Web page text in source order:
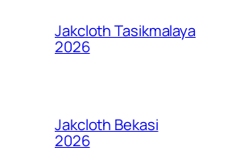
Jakcloth Tasikmalaya
2026
Jakcloth Bekasi
2026